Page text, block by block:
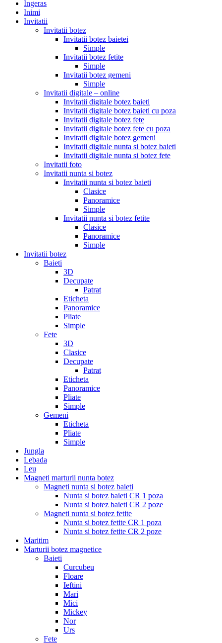
Ingeras
Inimi
Invitatii
Invitatii botez
Invitatii botez baietei
Simple
Invitatii botez fetite
Simple
Invitatii botez gemeni
Simple
Invitatii digitale – online
Invitatii digitale botez baieti
Invitatii digitale botez baieti cu poza
Invitatii digitale botez fete
Invitatii digitale botez fete cu poza
Invitatii digitale botez gemeni
Invitatii digitale nunta si botez baieti
Invitatii digitale nunta si botez fete
Invitatii foto
Invitatii nunta si botez
Invitatii nunta si botez baieti
Clasice
Panoramice
Simple
Invitatii nunta si botez fetite
Clasice
Panoramice
Simple
Invitatii botez
Baieti
3D
Decupate
Patrat
Eticheta
Panoramice
Pliate
Simple
Fete
3D
Clasice
Decupate
Patrat
Eticheta
Panoramice
Pliate
Simple
Gemeni
Eticheta
Pliate
Simple
Jungla
Lebada
Leu
Magneti marturii nunta botez
Magneti nunta si botez baieti
Nunta si botez baieti CR 1 poza
Nunta si botez baieti CR 2 poze
Magneti nunta si botez fetite
Nunta si botez fetite CR 1 poza
Nunta si botez fetite CR 2 poze
Maritim
Marturii botez magnetice
Baieti
Curcubeu
Floare
Ieftini
Mari
Mici
Mickey
Nor
Urs
Fete